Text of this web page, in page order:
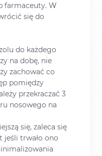
farmaceuty. W
się do
do każdego
na dobę, nie
zachować co
pomiędzy
przekraczać 3
nosowego na
się, zaleca się
jeśli trwało ono